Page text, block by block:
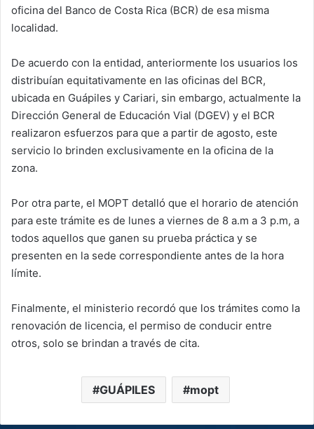
oficina del Banco de Costa Rica (BCR) de esa misma
localidad.
De acuerdo con la entidad, anteriormente los usuarios los
distribuían equitativamente en las oficinas del BCR,
ubicada en Guápiles y Cariari, sin embargo, actualmente la
Dirección General de Educación Vial (DGEV) y el BCR
realizaron esfuerzos para que a partir de agosto, este
servicio lo brinden exclusivamente en la oficina de la
zona.
Por otra parte, el MOPT detalló que el horario de atención
para este trámite es de lunes a viernes de 8 a.m a 3 p.m, a
todos aquellos que ganen su prueba práctica y se
presenten en la sede correspondiente antes de la hora
límite.
Finalmente, el ministerio recordó que los trámites como la
renovación de licencia, el permiso de conducir entre
otros, solo se brindan a través de cita.
GUÁPILES mopt